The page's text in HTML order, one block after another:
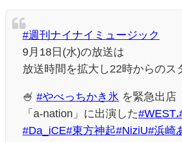
#週刊ナイナイミュージック
9月18日(水)の放送は
放送時間を拡大し22時からのス
🍧 #やべっちかき氷 を緊急出店
「a-nation」に出演した#WESTꓸ
#Da_iCE#東方神起#NiziU#浜崎